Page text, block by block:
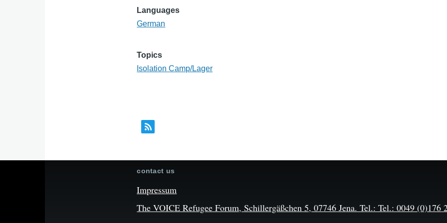
Languages
German
Topics
Isolation Camp/Lager
contact us
Impressum
The VOICE Refugee Forum, Schillergäßchen 5, 07746 Jena. Tel.: Tel.: 0049 (0)176